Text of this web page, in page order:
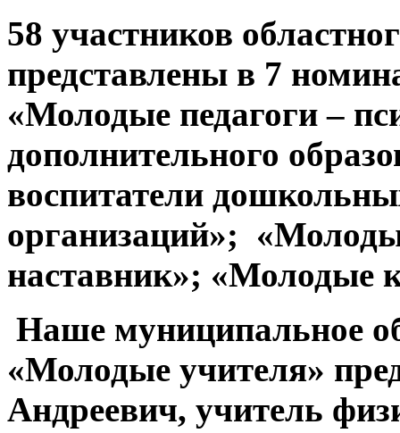
58 участников
представлены в 7
«Молодые педагоги –
дополнительного
воспитатели
организаций»;
наставник»; «Молодые
Наше муниципальное
«Молодые учителя»
Андреевич, учитель